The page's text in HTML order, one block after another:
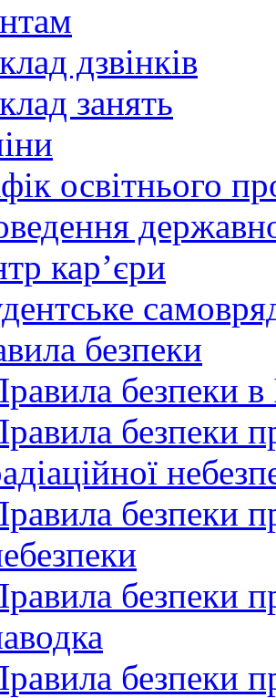
дзвінків
занять
освітнього
кар’єри
безпеки
безпеки в
безпеки
безпеки
безпеки
безпеки